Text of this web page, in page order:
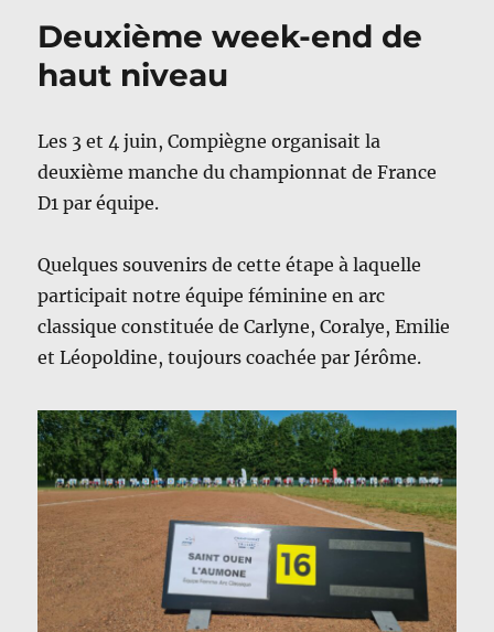
Deuxième week-end de
haut niveau
Les 3 et 4 juin, Compiègne organisait la
deuxième manche du championnat de France
D1 par équipe.
Quelques souvenirs de cette étape à laquelle
participait notre équipe féminine en arc
classique constituée de Carlyne, Coralye, Emilie
et Léopoldine, toujours coachée par Jérôme.